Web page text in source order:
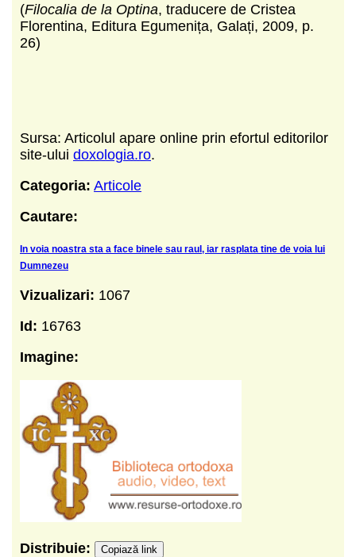
(Filocalia de la Optina, traducere de Cristea
Florentina, Editura Egumenița, Galați, 2009, p.
26)
Sursa: Articolul apare online prin efortul editorilor
site-ului doxologia.ro.
Categoria: Articole
Cautare:
In voia noastra sta a face binele sau raul, iar rasplata tine de voia lui
Dumnezeu
Vizualizari: 1067
Id: 16763
Imagine:
Distribuie: Copiază link